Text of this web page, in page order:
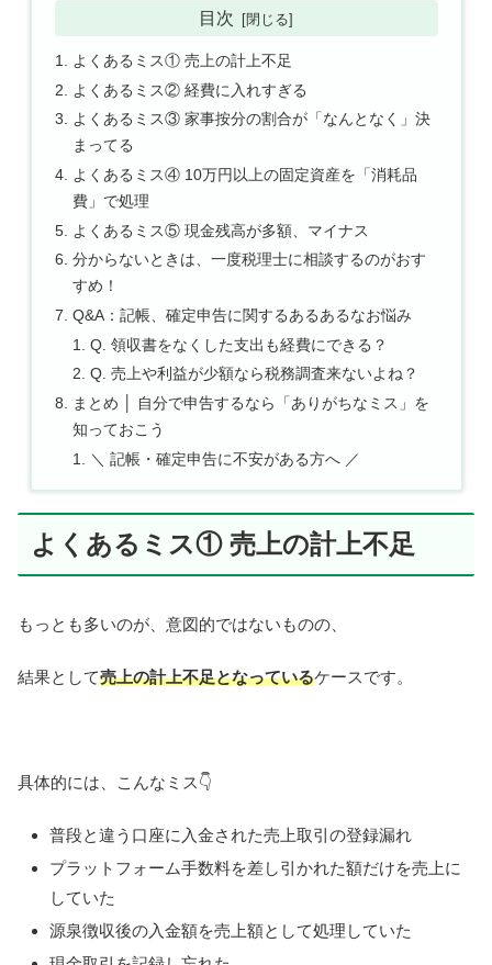
目次
よくあるミス① 売上の計上不足
よくあるミス② 経費に入れすぎる
よくあるミス③ 家事按分の割合が「なんとなく」決
まってる
よくあるミス④ 10万円以上の固定資産を「消耗品
費」で処理
よくあるミス⑤ 現金残高が多額、マイナス
分からないときは、一度税理士に相談するのがおす
すめ！
Q&A：記帳、確定申告に関するあるあるなお悩み
Q. 領収書をなくした支出も経費にできる？
Q. 売上や利益が少額なら税務調査来ないよね？
まとめ │ 自分で申告するなら「ありがちなミス」を
知っておこう
＼ 記帳・確定申告に不安がある方へ ／
よくあるミス① 売上の計上不足
もっとも多いのが、意図的ではないものの、
結果として売上の計上不足となっているケースです。
具体的には、こんなミス👇
普段と違う口座に入金された売上取引の登録漏れ
プラットフォーム手数料を差し引かれた額だけを売上に
していた
源泉徴収後の入金額を売上額として処理していた